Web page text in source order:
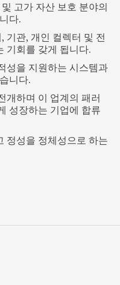
고가 자산 보호 분야의
다.
기관, 개인 컬렉터 및 전
기회를 갖게 됩니다.
성을 지원하는 시스템과
니다.
개하며 이 업계의 패러
성장하는 기업에 합류
정성을 정체성으로 하는